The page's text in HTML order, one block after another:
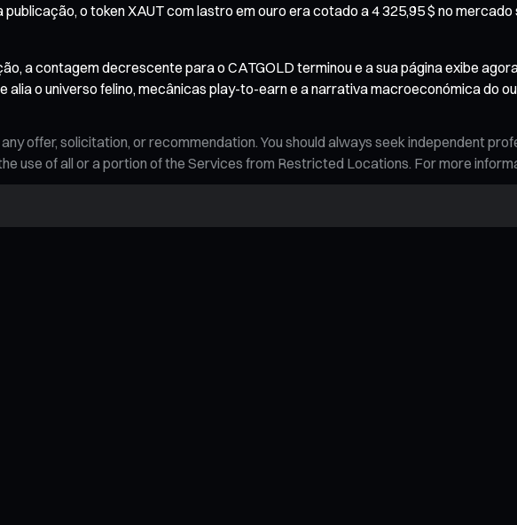
o token XAUT com lastro em ouro era cotado a 4 325,95 $ no
a contagem decrescente para o CATGOLD terminou e a sua página exibe
alia o universo felino, mecânicas play-to-earn e a narrativa macroeconómica do
offer, solicitation, or recommendation. You should always seek independent
use of all or a portion of the Services from Restricted Locations. For more